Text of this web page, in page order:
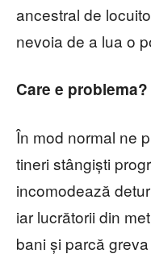
ancestral de
nevoia de a lua o
Care e problema?
În mod normal ne
tineri stângiști
incomodează
iar lucrătorii din
bani și parcă